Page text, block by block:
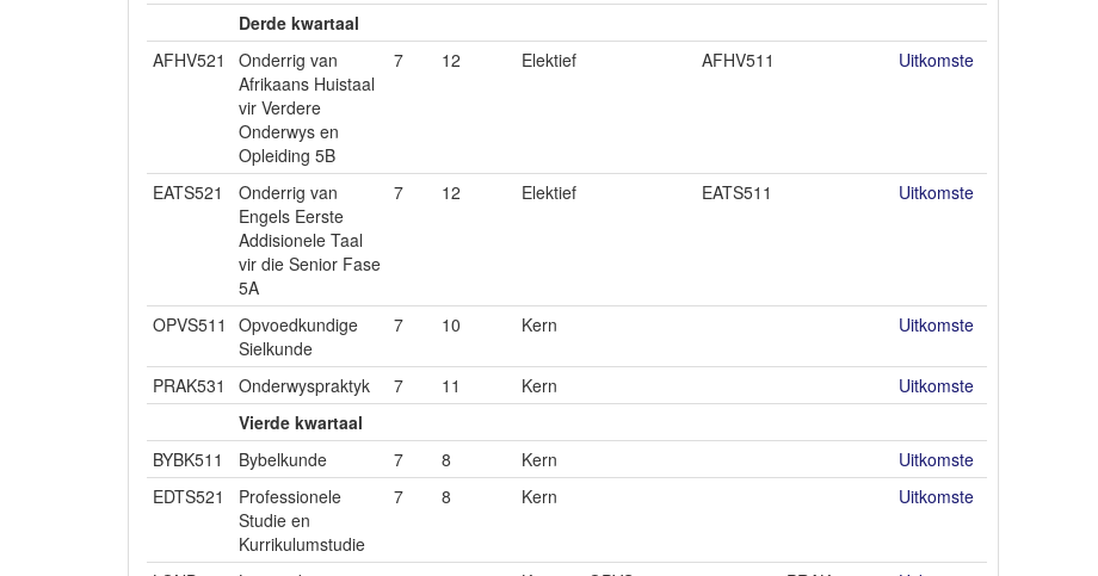
Derde kwartaal
AFHV521
Onderrig van
Afrikaans Huistaal
vir Verdere
Onderwys en
Opleiding 5B
7 12 Elektief AFHV511 Uitkomste
EATS521
Onderrig van
Engels Eerste
Addisionele Taal
vir die Senior Fase
5A
7 12 Elektief EATS511 Uitkomste
OPVS511
Opvoedkundige
Sielkunde
7 10 Kern Uitkomste
PRAK531 Onderwyspraktyk 7 11 Kern
Uitkomste
Vierde kwartaal
BYBK511
Bybelkunde 7 8 Kern
Uitkomste
EDTS521
Professionele
Studie en
Kurrikulumstudie
7 8 Kern Uitkomste